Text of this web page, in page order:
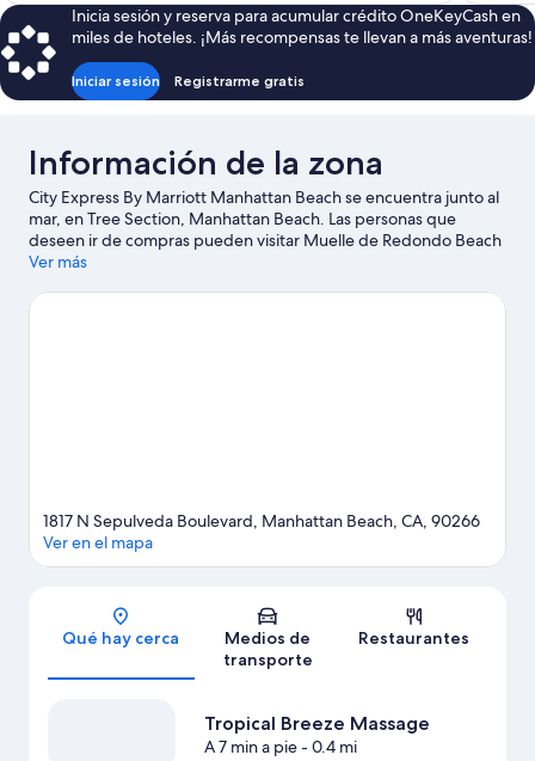
de
$153
Inicia sesión y reserva para acumular crédito OneKeyCash en
miles de hoteles. ¡Más recompensas te llevan a más aventuras!
Iniciar sesión Registrarme gratis
Información de la zona
City Express By Marriott Manhattan Beach se encuentra junto al
mar, en Tree Section, Manhattan Beach. Las personas que
deseen ir de compras pueden visitar Muelle de Redondo Beach
y Centro comercial Del Amo Fashion Center, mientras que
Playa de Dockweiler State y Paseo costero de Venice Beach.
Ver más
Sección del mapa
1817 N Sepulveda Boulevard, Manhattan Beach, CA, 90266
Ver en el mapa
Qué hay cerca
Medios de
transporte
Restaurantes
Tropical Breeze Massage
A 7 min a pie- 0.4 mi